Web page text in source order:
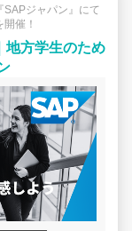
経営資源を包括
ステム）」の
支援している企
して1992年に
どの先端技術
ます。また、
ジャパ
」ランキング 大
トを高める取り
ジャパン』にて
催！
地方学生のため